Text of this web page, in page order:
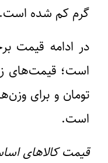
گرم کم شده است.
در ادامه قیمت
است؛ قیمت‌های
تومان و برای
است.
قیمت کالاهای